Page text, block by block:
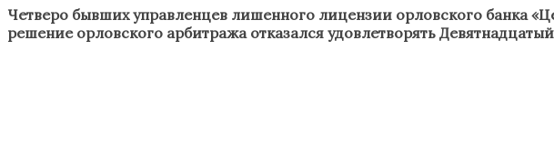
Четверо бывших управленцев лишенного лицензии орловского банка
решение орловского арбитража отказался удовлетворять